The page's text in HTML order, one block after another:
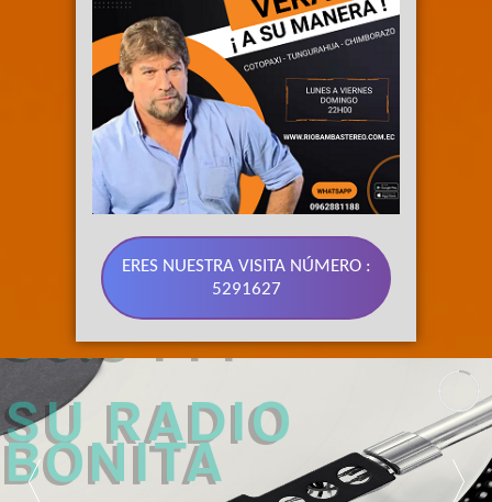
ERES NUESTRA VISITA NÚMERO :
5291627
89.3 FM